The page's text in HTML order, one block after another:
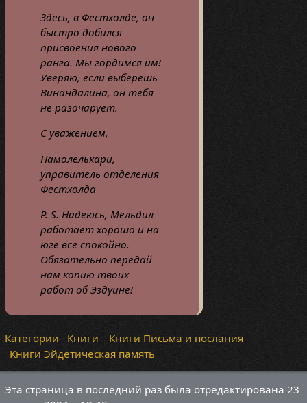
Здесь, в Фестхолде, он
быстро добился
присвоения нового
ранга. Мы гордимся им!
Уверяю, если выберешь
Винандалина, он тебя
не разочарует.
С уважением,
Намолелькари,
управитель отделения
Фестхолда
P. S. Надеюсь, Мельдил
работает хорошо и на
юге все спокойно.
Обязательно передай
нам копию твоих
работ об Эздуине!
Категории: Книги
Книги Письма и послания
Книги Эйдетическая память
Эта страница в последний раз была отредактирована 23